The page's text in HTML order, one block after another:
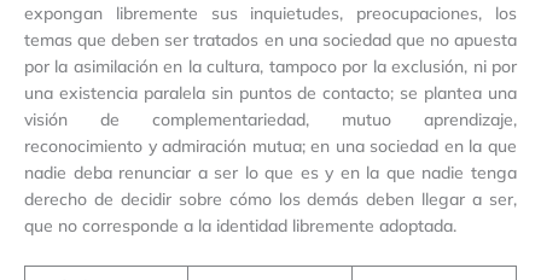
expongan libremente sus inquietudes, preocupaciones, los
temas que deben ser tratados en una sociedad que no apuesta
por la asimilación en la cultura, tampoco por la exclusión, ni por
una existencia paralela sin puntos de contacto; se plantea una
visión de complementariedad, mutuo aprendizaje,
reconocimiento y admiración mutua; en una sociedad en la que
nadie deba renunciar a ser lo que es y en la que nadie tenga
derecho de decidir sobre cómo los demás deben llegar a ser,
que no corresponde a la identidad libremente adoptada.